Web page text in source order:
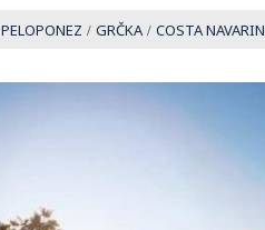
PELOPONEZ GRČKA COSTA